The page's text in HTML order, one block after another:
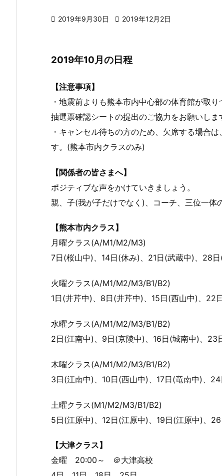
 2019年9月30日  2019年12月2日
2019年10月の日程
【注意事項】
・地震前よりも熊本市内中心部の体育館が取り
抽選票確認シートの提出のご協力をお願いしま
・キャンセル待ちの方のため、欠席する場合
す。(熊本市内クラスのみ)
【関係者の皆さまへ】
ポジティブな声をかけていきましょう。
親、子(我が子だけでなく)、コーチ、三位一体
【熊本市内クラス】
月曜クラス(A/M1/M2/M3)
7日(桜山中)、14日(休み)、21日(武蔵中)、28
火曜クラス(A/M1/M2/M3/B1/B2)
1日(井芹中)、8日(井芹中)、15日(西山中)、
水曜クラス(A/M1/M2/M3/B1/B2)
2日(江南中)、9日(京陵中)、16日(城南中)、23
木曜クラス(A/M1/M2/M3/B1/B2)
3日(江南中)、10日(西山中)、17日(竜南中)、
土曜クラス(M1/M2/M3/B1/B2)
5日(江原中)、12日(江原中)、19日(江原中)、
【大津クラス】
金曜 20:00～ ＠大津高校